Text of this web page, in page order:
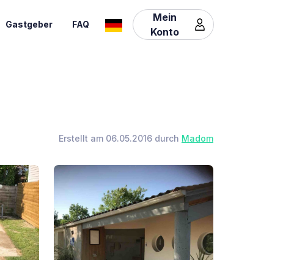
Gastgeber FAQ
Mein
Konto
Erstellt am 06.05.2016 durch Madom